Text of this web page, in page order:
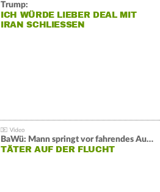
Trump:
ICH WÜRDE LIEBER DEAL MIT
IRAN SCHLIESSEN
BaWü: Mann springt vor fahrendes Auto und schießt
TÄTER AUF DER FLUCHT